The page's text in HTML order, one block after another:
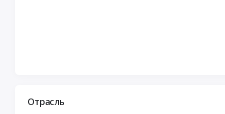
Отрасль